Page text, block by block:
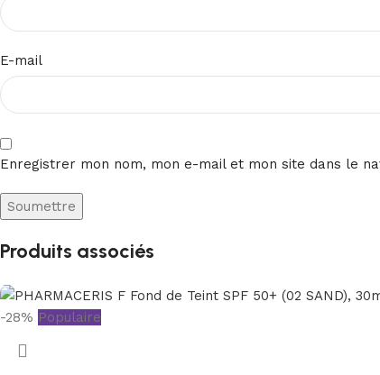
E-mail
Enregistrer mon nom, mon e-mail et mon site dans le
Produits associés
-28% Populaire